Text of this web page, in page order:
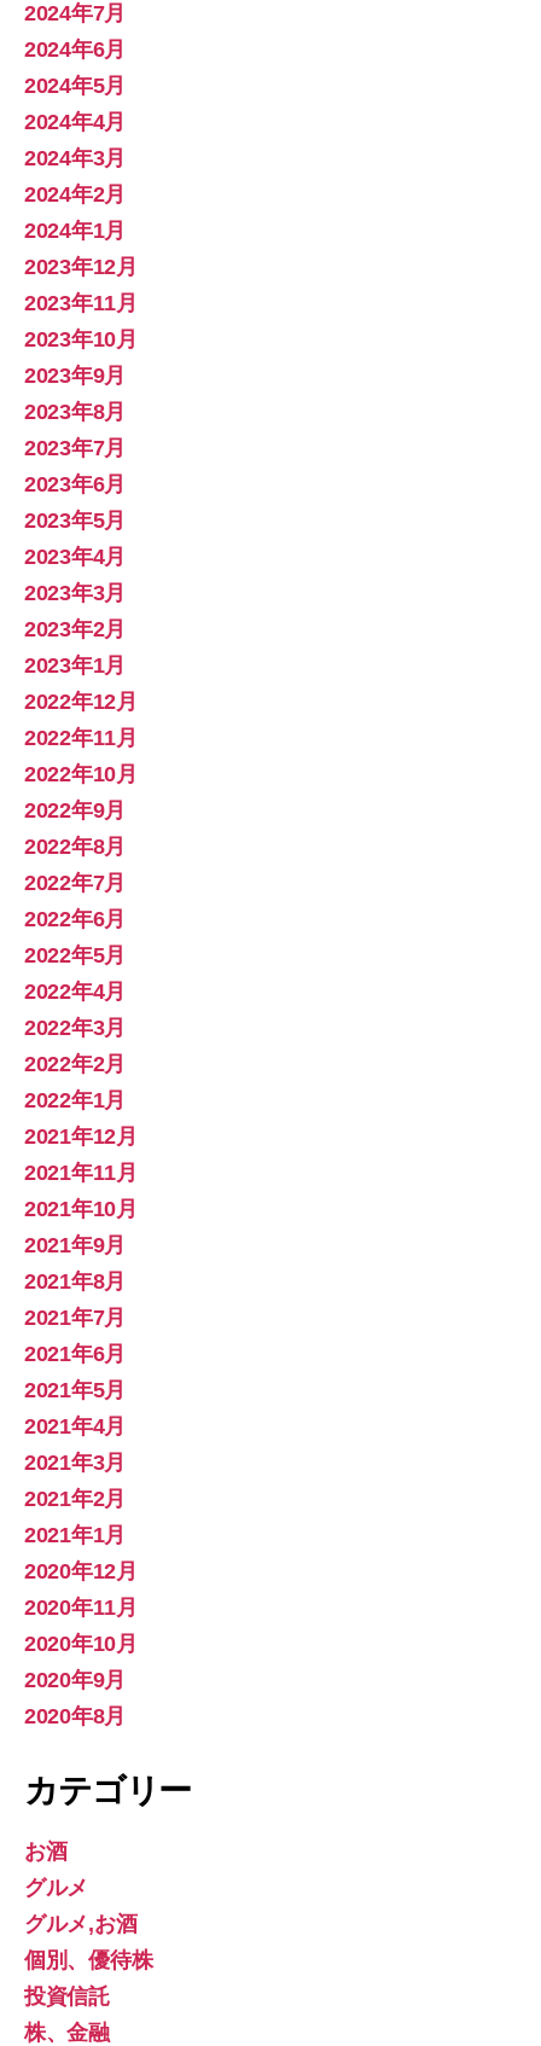
2024年7月
2024年6月
2024年5月
2024年4月
2024年3月
2024年2月
2024年1月
2023年12月
2023年11月
2023年10月
2023年9月
2023年8月
2023年7月
2023年6月
2023年5月
2023年4月
2023年3月
2023年2月
2023年1月
2022年12月
2022年11月
2022年10月
2022年9月
2022年8月
2022年7月
2022年6月
2022年5月
2022年4月
2022年3月
2022年2月
2022年1月
2021年12月
2021年11月
2021年10月
2021年9月
2021年8月
2021年7月
2021年6月
2021年5月
2021年4月
2021年3月
2021年2月
2021年1月
2020年12月
2020年11月
2020年10月
2020年9月
2020年8月
カテゴリー
お酒
グルメ
グルメ,お酒
個別、優待株
投資信託
株、金融